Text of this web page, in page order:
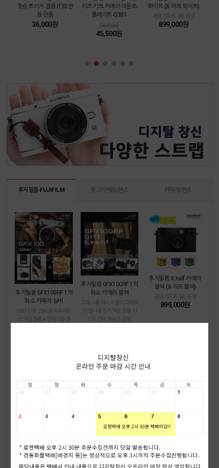
핫슈 트리거 겸용 iT32전
용 단품
36,000원
리즈 키트 카메라 마운트
플레이트 Q381
58,000원
45,500원
화이트 (X-하프 화이트)
랜덤기프트 3종 증정
899,000원
후지필름 FUJIFILM 중고카메라/렌즈 카메라/렌즈
후지필름 GFX100RF 1억
화소 카메라 실버
SSD 1TB 256GB프로메모
리 액정필름 + 랜덤 3종 증
후지필름 GFX100RF 1억
화소 카메라 블랙
고독스플래시 스몰리그배터
리 틸타충전기 액정필름 와
이드컨버젼렌즈 증정
후지필름 X half 카메라
블랙 (X-하프 블랙)
랜덤기프트 3종 증정
899,000원
그배터리 틸타충전기 스몰
리그핸드그립 액정필름 증
정
후지필름 X half 카메라
랜덤기프트 3종 증정
899,000원
후지필름 X-M5 실버
리그배터리 128GB울트라
메모리 증정
렌즈킷트 상품에서 렌즈 제